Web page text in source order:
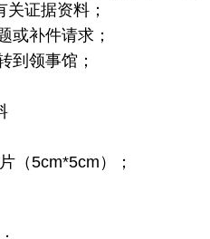
证据资料；
或补件请求；
到领事馆；
（5cm*5cm）；